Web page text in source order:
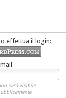
effettua il login:
sarà visibile